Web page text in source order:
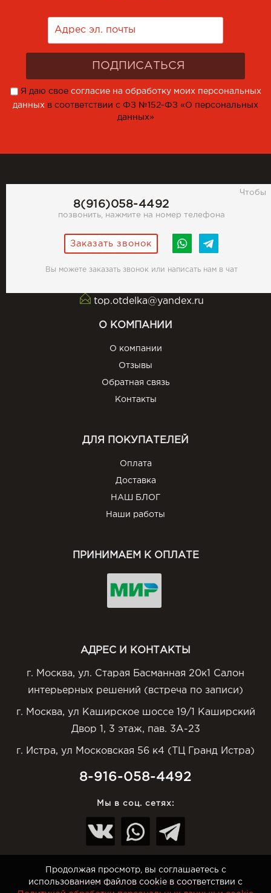
Я даю свое согласие на обработку моих персональных
данных в соответствии с ФЗ №152-ФЗ «О персональных
данных»
8(916)058-4492
Чтобы
позвонить, нажмите на номер телефона
Заказать звонок
Вы можете заказать звонок или написать нам в чат
top.otdelka@yandex.ru
О КОМПАНИИ
О компании
Отзывы
Обратная связь
Контакты
ДЛЯ ПОКУПАТЕЛЕЙ
Оплата
Доставка
НАШ БЛОГ
Наши работы
ПРИНИМАЕМ К ОПЛАТЕ
АДРЕС И КОНТАКТЫ
г. Москва, ул. Старая Басманная 20к1 Салон
интерьерных решений (встреча по записи)
г. Москва, ул Каширское шоссе 19/1 Каширский
Двор 1, 3 этаж, пав. 3А-23
г. Истра, ул Московская 56 к4 (ТЦ Гранд Истра)
8-916-058-4492
Мы в соц. сетях:
© Интернет-магазин Top-Otdelka.ru
Продолжая просмотр, вы соглашаетесь с
использованием файлов cookie в соответствии с